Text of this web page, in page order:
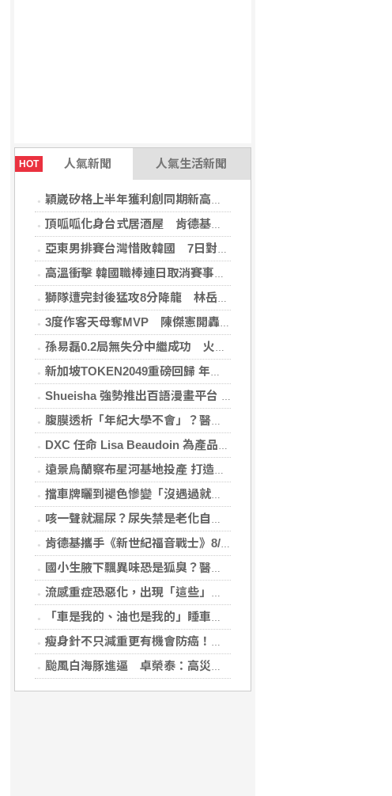
HOT 人氣新聞 人氣生活新聞
穎崴矽格上半年獲利創同期新高 AI先進製程需求帶動
頂呱呱化身台式居酒屋 肯德基聯名EVA攻漫迷
亞東男排賽台灣惜敗韓國 7日對戰日本拚4強
高溫衝擊 韓國職棒連日取消賽事、11日起晚間7時開打
獅隊遭完封後猛攻8分降龍 林岳平：總是要發揮
3度作客天母奪MVP 陳傑憲開轟擊退雙殺心魔
孫易磊0.2局無失分中繼成功 火腿擊敗軟銀
新加坡TOKEN2049重磅回歸 年度行業頂級盛會再度啟幕
Shueisha 強勢推出百語漫畫平台 MANGA MILLION 大舉進軍全球市場
腹膜透析「年紀大學不會」？醫：年齡並非限制 評估還要看3面向
DXC 任命 Lisa Beaudoin 為產品總監，以加速產品導向型增長
遠景烏蘭察布星河基地投產 打造吉瓦級AI基礎設施新模式
擋車牌曬到褪色慘變「沒遇過就好了」！崔始源親朝聖崩潰喊：記得常換照片
咳一聲就漏尿？尿失禁是老化自然現象？醫揭：不同尿失禁的治療方式
肯德基攜手《新世紀福音戰士》8/11霸脆覺醒 首度跨界台灣速食品牌！
國小生腋下飄異味恐是狐臭？醫：若伴青春期徵象應評估性早熟
流感重症恐惡化，出現「這些」症狀別再等！醫籲：別因非流感季就掉以輕心
「車是我的、油也是我的」睡車竟被收住宿費 官方一句話打臉飯店
瘦身針不只減重更有機會防癌！無糖尿病肥胖者使用GLP-1藥物 罹癌風險顯著下降
颱風白海豚進逼 卓榮泰：高災害潛勢區加強預防性整備